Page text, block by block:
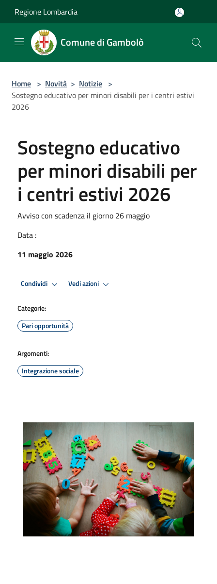
Regione Lombardia
Comune di Gambolò
Home > Novità > Notizie >
Sostegno educativo per minori disabili per i centri estivi
2026
Sostegno educativo
per minori disabili per
i centri estivi 2026
Avviso con scadenza il giorno 26 maggio
Data :
11 maggio 2026
Condividi Vedi azioni
Categorie:
Pari opportunità
Argomenti:
Integrazione sociale